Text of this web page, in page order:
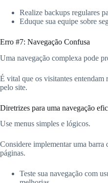
Realize backups regulares
Eduque sua equipe sobre
Erro #7: Navegação Confusa
Uma navegação complexa pode
É vital que os visitantes entendam
pelo site.
Diretrizes para uma navegação
Use menus simples e lógicos.
Considere implementar uma barra
páginas.
Teste sua navegação com